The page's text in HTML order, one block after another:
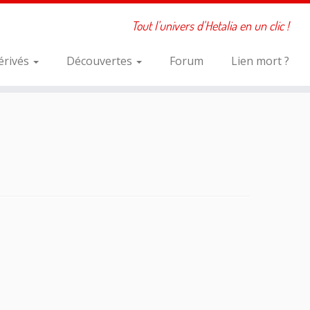
Tout l'univers d'Hetalia en un clic !
Découvertes Forum Lien mort ?